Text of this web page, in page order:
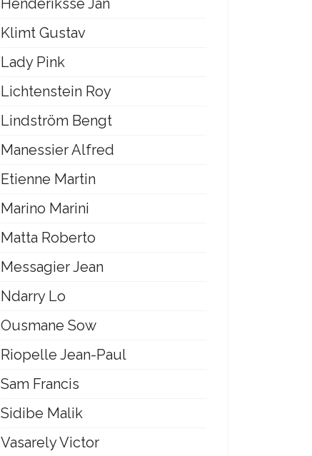
Henderiksse Jan
Klimt Gustav
Lady Pink
Lichtenstein Roy
Lindström Bengt
Manessier Alfred
Etienne Martin
Marino Marini
Matta Roberto
Messagier Jean
Ndarry Lo
Ousmane Sow
Riopelle Jean-Paul
Sam Francis
Sidibe Malik
Vasarely Victor